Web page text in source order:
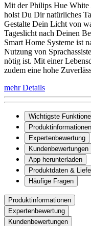
Mit der Philips Hue
holst Du Dir natürliches
Gestalte Dein Licht von
Tageslicht nach Deinen
Smart Home Systeme ist
Nutzung von
nötig ist. Mit einer
zudem eine hohe
mehr Details
Wichtigste
Produktinformationen
Expertenbewertung
Kundenbewertungen
App herunterladen
Produktdaten &
Häufige Fragen
Produktinformationen
Expertenbewertung
Kundenbewertungen